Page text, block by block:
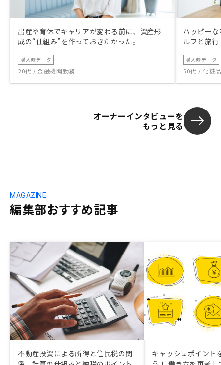
出産や育休でキャリアが変わる前に、資産形
成の“仕組み”を作っておきたかった。
購入時データ
20代 / 金融機関勤務
ハッピー
ルフと旅
購入時データ
50代 / 化粧
オーナーインタビューを
もっと見る
編集部おすすめ記事
MAGAZINE
不動産投資による所得と住民税の関
キャッシュポイント